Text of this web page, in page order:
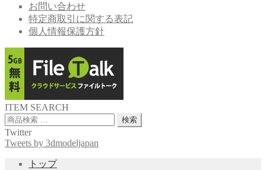
お問い合わせ
特定商取引に関する表記
個人情報保護方針
ITEM SEARCH
検
索
対
検索
Twitter
Tweets by 3dmodeljapan
トップ